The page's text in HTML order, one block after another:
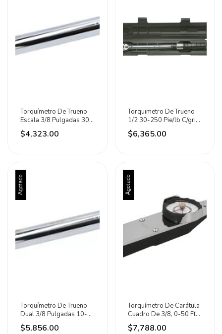
Torquímetro De Trueno
Escala 3/8 Pulgadas 30-
250in-lb Urrea
$4,323.00
Torquimetro De Trueno
1/2 30-250 Pie/lb C/grip
Urrea
$6,365.00
Agotado
Torquímetro De Trueno
Dual 3/8 Pulgadas 10-
80ft-lb Urrea
$5,856.00
Agotado
Torquímetro De Carátula
Cuadro De 3/8, 0-50 Ft-
lb Urrea
$7,788.00